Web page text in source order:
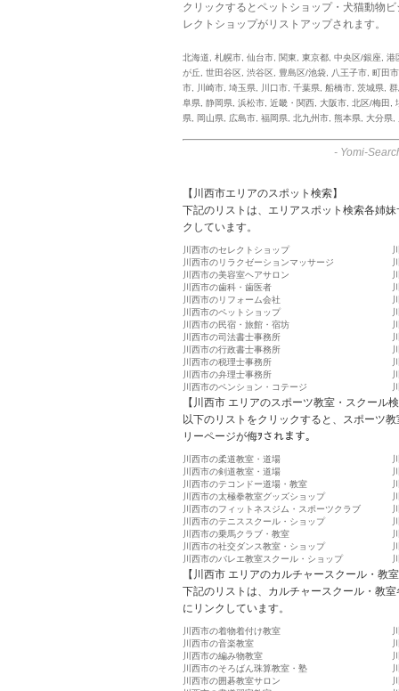
クリックするとペットショップ・犬猫動物
レクトショップがリストアップされます。
北海道 札幌市 仙台市 関東 東京都 中央区/銀座 港
が丘
世田谷区 渋谷区 豊島区/池袋 八王子市 町田市
市
川崎市 埼玉県 川口市 千葉県 船橋市 茨城県
阜県 静岡県 浜松市 近畿・関西 大阪市 北区/梅田
県
岡山県 広島市 福岡県 北九州市 熊本県 大分県
- Yomi-
【川西市エリアのスポット検索】
下記のリストは、エリアスポット検索各姉
クしています。
川西市のセレクトショップ
川西市のリラクゼーションマッサージ
川西市の美容室ヘアサロン
川西市の歯科・歯医者
川西市のリフォーム会社
川西市のペットショップ
川西市の民宿・旅館・宿坊
川西市の司法書士事務所
川西市の行政書士事務所
川西市の税理士事務所
川西市の弁理士事務所
川西市のペンション・コテージ
【川西市 エリアのスポーツ教室・スクール
以下のリストをクリックすると、スポーツ
リーページが侮ｦされます。
川西市の柔道教室・道場
川西市の剣道教室・道場
川西市のテコンドー道場・教室
川西市の太極拳教室グッズショップ
川西市のフィットネスジム・スポーツクラブ
川西市のテニススクール・ショップ
川西市の乗馬クラブ・教室
川西市の社交ダンス教室・ショップ
川西市のバレエ教室スクール・ショップ
【川西市 エリアのカルチャースクール・教
下記のリストは、カルチャースクール・教
にリンクしています。
川西市の着物着付け教室
川西市の音楽教室
川西市の編み物教室
川西市のそろばん珠算教室・塾
川西市の囲碁教室サロン